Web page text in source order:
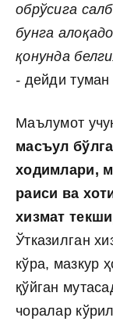
обрўсига
бунга
қонунда
- дейди
Маълумот
масъул
ходимлари,
раиси ва
хизмат
Ўтказилган
кўра, мазкур
қўйган
чоралар